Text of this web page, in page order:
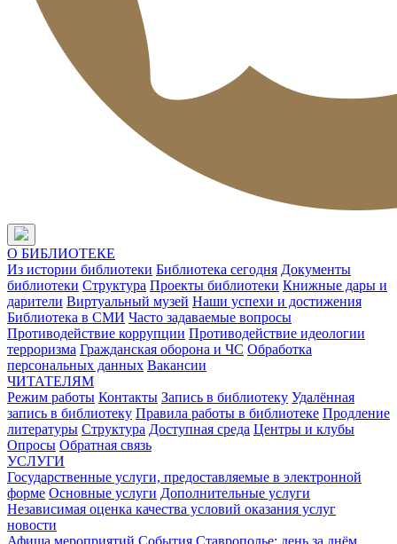
О БИБЛИОТЕКЕ
Из истории библиотеки Библиотека сегодня Документы
библиотеки Структура Проекты библиотеки Книжные дары и
дарители Виртуальный музей Наши успехи и достижения
Библиотека в СМИ Часто задаваемые вопросы
Противодействие коррупции Противодействие идеологии
терроризма Гражданская оборона и ЧС Обработка
персональных данных Вакансии
ЧИТАТЕЛЯМ
Режим работы Контакты Запись в библиотеку Удалённая
запись в библиотеку Правила работы в библиотеке Продление
литературы Структура Доступная среда Центры и клубы
Опросы Обратная связь
УСЛУГИ
Государственные услуги, предоставляемые в электронной
форме Основные услуги Дополнительные услуги
Независимая оценка качества условий оказания услуг
новости
Афиша мероприятий События Ставрополье: день за днём